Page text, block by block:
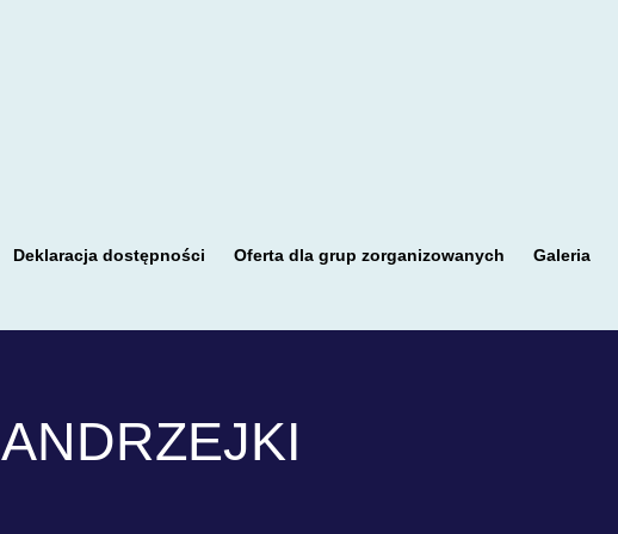
Deklaracja dostępności Oferta dla grup zorganizowanych Galeria
ANDRZEJKI